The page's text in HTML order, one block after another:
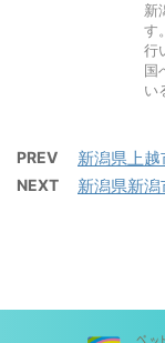
新
す
行
国
い
PREV 新潟県上
NEXT 新潟県新